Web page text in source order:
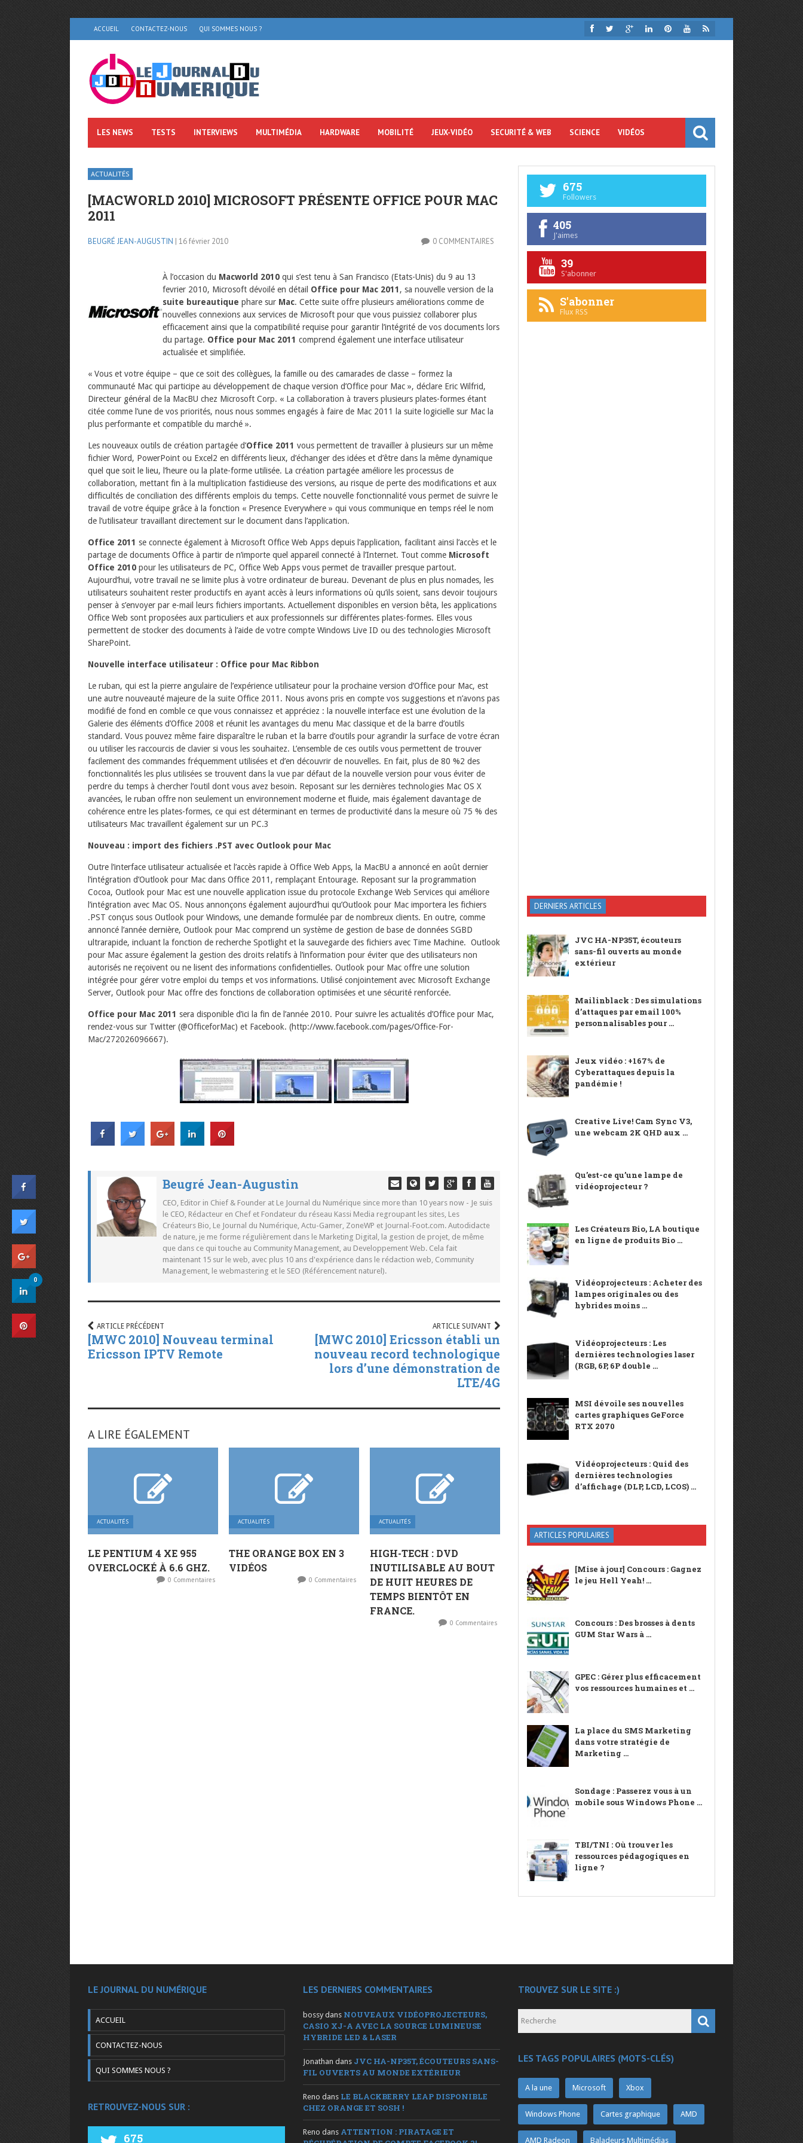
ACCUEIL CONTACTEZ-NOUS QUI SOMMES NOUS ?
LES NEWS TESTS INTERVIEWS MULTIMÉDIA HARDWARE MOBILITÉ JEUX-VIDÉO SECURITÉ & WEB SCIENCE VIDÉOS
ACTUALITÉS
[MACWORLD 2010] MICROSOFT PRÉSENTE OFFICE POUR MAC
2011
BEUGRÉ JEAN-AUGUSTIN | 16 février 2010 0 COMMENTAIRES
À l’occasion du Macworld 2010 qui s’est tenu à San Francisco (Etats-Unis) du 9 au 13
fevrier 2010, Microsoft dévoilé en détail Office pour Mac 2011, sa nouvelle version de la
suite bureautique phare sur Mac. Cette suite offre plusieurs améliorations comme de
nouvelles connexions aux services de Microsoft pour que vous puissiez collaborer plus
efficacement ainsi que la compatibilité requise pour garantir l’intégrité de vos documents lors
du partage. Office pour Mac 2011 comprend également une interface utilisateur
actualisée et simplifiée.
« Vous et votre équipe – que ce soit des collègues, la famille ou des camarades de classe – formez la
communauté Mac qui participe au développement de chaque version d’Office pour Mac », déclare Eric Wilfrid,
Directeur général de la MacBU chez Microsoft Corp. « La collaboration à travers plusieurs plates-formes étant
citée comme l’une de vos priorités, nous nous sommes engagés à faire de Mac 2011 la suite logicielle sur Mac la
plus performante et compatible du marché ».
Les nouveaux outils de création partagée d’Office 2011 vous permettent de travailler à plusieurs sur un même
fichier Word, PowerPoint ou Excel2 en différents lieux, d’échanger des idées et d’être dans la même dynamique
quel que soit le lieu, l’heure ou la plate-forme utilisée. La création partagée améliore les processus de
collaboration, mettant fin à la multiplication fastidieuse des versions, au risque de perte des modifications et aux
difficultés de conciliation des différents emplois du temps. Cette nouvelle fonctionnalité vous permet de suivre le
travail de votre équipe grâce à la fonction « Presence Everywhere » qui vous communique en temps réel le nom
de l’utilisateur travaillant directement sur le document dans l’application.
Office 2011 se connecte également à Microsoft Office Web Apps depuis l’application, facilitant ainsi l’accès et le
partage de documents Office à partir de n’importe quel appareil connecté à l’Internet. Tout comme Microsoft
Office 2010 pour les utilisateurs de PC, Office Web Apps vous permet de travailler presque partout.
Aujourd’hui, votre travail ne se limite plus à votre ordinateur de bureau. Devenant de plus en plus nomades, les
utilisateurs souhaitent rester productifs en ayant accès à leurs informations où qu’ils soient, sans devoir toujours
penser à s’envoyer par e-mail leurs fichiers importants. Actuellement disponibles en version bêta, les applications
Office Web sont proposées aux particuliers et aux professionnels sur différentes plates-formes. Elles vous
permettent de stocker des documents à l’aide de votre compte Windows Live ID ou des technologies Microsoft
SharePoint.
Nouvelle interface utilisateur : Office pour Mac Ribbon
Le ruban, qui est la pierre angulaire de l’expérience utilisateur pour la prochaine version d’Office pour Mac, est
une autre nouveauté majeure de la suite Office 2011. Nous avons pris en compte vos suggestions et n’avons pas
modifié de fond en comble ce que vous connaissez et appréciez : la nouvelle interface est une évolution de la
Galerie des éléments d’Office 2008 et réunit les avantages du menu Mac classique et de la barre d’outils
standard. Vous pouvez même faire disparaître le ruban et la barre d’outils pour agrandir la surface de votre écran
ou utiliser les raccourcis de clavier si vous les souhaitez. L’ensemble de ces outils vous permettent de trouver
facilement des commandes fréquemment utilisées et d’en découvrir de nouvelles. En fait, plus de 80 %2 des
fonctionnalités les plus utilisées se trouvent dans la vue par défaut de la nouvelle version pour vous éviter de
perdre du temps à chercher l’outil dont vous avez besoin. Reposant sur les dernières technologies Mac OS X
avancées, le ruban offre non seulement un environnement moderne et fluide, mais également davantage de
cohérence entre les plates-formes, ce qui est déterminant en termes de productivité dans la mesure où 75 % des
utilisateurs Mac travaillent également sur un PC.3
Nouveau : import des fichiers .PST avec Outlook pour Mac
Outre l’interface utilisateur actualisée et l’accès rapide à Office Web Apps, la MacBU a annoncé en août dernier
l’intégration d’Outlook pour Mac dans Office 2011, remplaçant Entourage. Reposant sur la programmation
Cocoa, Outlook pour Mac est une nouvelle application issue du protocole Exchange Web Services qui améliore
l’intégration avec Mac OS. Nous annonçons également aujourd’hui qu’Outlook pour Mac importera les fichiers
.PST conçus sous Outlook pour Windows, une demande formulée par de nombreux clients. En outre, comme
annoncé l’année dernière, Outlook pour Mac comprend un système de gestion de base de données SGBD
ultrarapide, incluant la fonction de recherche Spotlight et la sauvegarde des fichiers avec Time Machine. Outlook
pour Mac assure également la gestion des droits relatifs à l’information pour éviter que des utilisateurs non
autorisés ne reçoivent ou ne lisent des informations confidentielles. Outlook pour Mac offre une solution
intégrée pour gérer votre emploi du temps et vos informations. Utilisé conjointement avec Microsoft Exchange
Server, Outlook pour Mac offre des fonctions de collaboration optimisées et une sécurité renforcée.
Office pour Mac 2011 sera disponible d’ici la fin de l’année 2010. Pour suivre les actualités d’Office pour Mac,
rendez-vous sur Twitter (@OfficeforMac) et Facebook. (http://www.facebook.com/pages/Office-For-
Mac/272026096667).
Beugré Jean-Augustin
CEO, Editor in Chief & Founder at Le Journal du Numérique since more than 10 years now - Je suis
le CEO, Rédacteur en Chef et Fondateur du réseau Kassi Media regroupant les sites, Les
Créateurs Bio, Le Journal du Numérique, Actu-Gamer, ZoneWP et Journal-Foot.com. Autodidacte
de nature, je me forme régulièrement dans le Marketing Digital, la gestion de projet, de même
que dans ce qui touche au Community Management, au Developpement Web. Cela fait
maintenant 15 sur le web, avec plus 10 ans d'expérience dans le rédaction web, Community
Management, le webmastering et le SEO (Référencement naturel).
ARTICLE PRÉCÉDENT
[MWC 2010] Nouveau terminal
Ericsson IPTV Remote
ARTICLE SUIVANT
[MWC 2010] Ericsson établi un
nouveau record technologique
lors d’une démonstration de
LTE/4G
A LIRE ÉGALEMENT
ACTUALITÉS
LE PENTIUM 4 XE 955
OVERCLOCKÉ À 6.6 GHZ.
0 Commentaires
ACTUALITÉS
THE ORANGE BOX EN 3
VIDÉOS
0 Commentaires
ACTUALITÉS
HIGH-TECH : DVD
INUTILISABLE AU BOUT
DE HUIT HEURES DE
TEMPS BIENTÔT EN
FRANCE.
0 Commentaires
675
Followers
405
J'aimes
39
S'abonner
S'abonner
Flux RSS
DERNIERS ARTICLES
JVC HA-NP35T, écouteurs
sans-fil ouverts au monde
extérieur
Mailinblack : Des simulations
d’attaques par email 100%
personnalisables pour ...
Jeux vidéo : +167% de
Cyberattaques depuis la
pandémie !
Creative Live! Cam Sync V3,
une webcam 2K QHD aux ...
Qu’est-ce qu’une lampe de
vidéoprojecteur ?
Les Créateurs Bio, LA boutique
en ligne de produits Bio ...
Vidéoprojecteurs : Acheter des
lampes originales ou des
hybrides moins ...
Vidéoprojecteurs : Les
dernières technologies laser
(RGB, 6P, 6P double ...
MSI dévoile ses nouvelles
cartes graphiques GeForce
RTX 2070
Vidéoprojecteurs : Quid des
dernières technologies
d’affichage (DLP, LCD, LCOS) ...
ARTICLES POPULAIRES
[Mise à jour] Concours : Gagnez
le jeu Hell Yeah! ...
Concours : Des brosses à dents
GUM Star Wars à ...
GPEC : Gérer plus efficacement
vos ressources humaines et ...
La place du SMS Marketing
dans votre stratégie de
Marketing ...
Sondage : Passerez vous à un
mobile sous Windows Phone ...
TBI/TNI : Où trouver les
ressources pédagogiques en
ligne ?
LE JOURNAL DU NUMÉRIQUE
ACCUEIL
CONTACTEZ-NOUS
QUI SOMMES NOUS ?
RETROUVEZ-NOUS SUR :
675
LES DERNIERS COMMENTAIRES
bossy dans NOUVEAUX VIDÉOPROJECTEURS,
CASIO XJ-A AVEC LA SOURCE LUMINEUSE
HYBRIDE LED & LASER
Jonathan dans JVC HA-NP35T, ÉCOUTEURS SANS-
FIL OUVERTS AU MONDE EXTÉRIEUR
Reno dans LE BLACKBERRY LEAP DISPONIBLE
CHEZ ORANGE ET SOSH !
Reno dans ATTENTION : PIRATAGE ET
TROUVEZ SUR LE SITE :)
LES TAGS POPULAIRES (MOTS-CLÉS)
A la une Microsoft Xbox
Windows Phone Cartes graphique AMD
AMD Radeon Baladeurs Multimédias
0